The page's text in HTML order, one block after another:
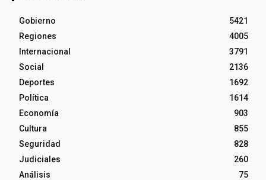
Gobierno
5421
Regiones
4005
Internacional
3791
Social
2136
Deportes
1692
Política
1614
Economía
903
Cultura
855
Seguridad
828
Judiciales
260
Análisis
75